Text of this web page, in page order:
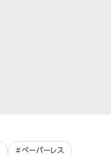
ペーパーレス